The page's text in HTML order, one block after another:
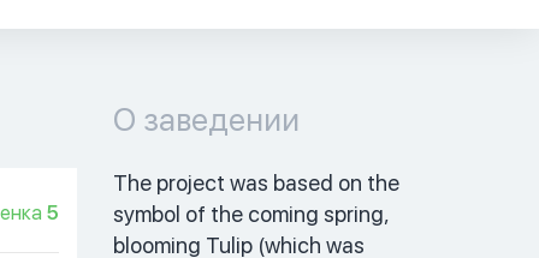
5
О заведении
The project was based on the
symbol of the coming spring,
blooming Tulip (which was